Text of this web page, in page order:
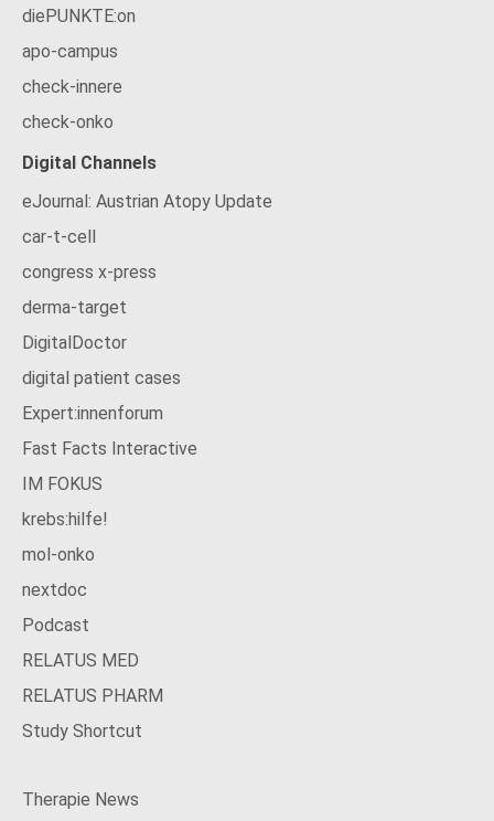
diePUNKTE:on
apo-campus
check-innere
check-onko
Digital Channels
eJournal: Austrian Atopy Update
car-t-cell
congress x-press
derma-target
DigitalDoctor
digital patient cases
Expert:innenforum
Fast Facts Interactive
IM FOKUS
krebs:hilfe!
mol-onko
nextdoc
Podcast
RELATUS MED
RELATUS PHARM
Study Shortcut
Therapie News